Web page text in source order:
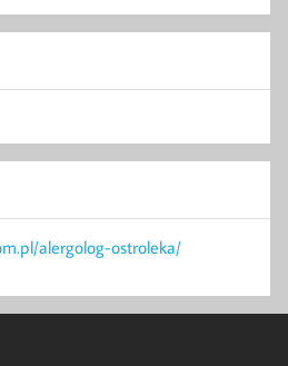
alergolog-ostroleka/